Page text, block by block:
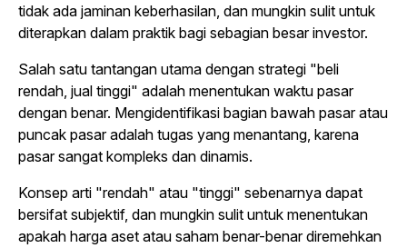
tidak ada jaminan keberhasilan, dan mungkin sulit untuk
diterapkan dalam praktik bagi sebagian besar investor.
Salah satu tantangan utama dengan strategi "beli
rendah, jual tinggi" adalah menentukan waktu pasar
dengan benar. Mengidentifikasi bagian bawah pasar atau
puncak pasar adalah tugas yang menantang, karena
pasar sangat kompleks dan dinamis.
Konsep arti "rendah" atau "tinggi" sebenarnya dapat
bersifat subjektif, dan mungkin sulit untuk menentukan
apakah harga aset atau saham benar-benar diremehkan